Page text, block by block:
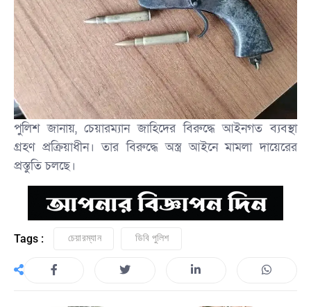
পুলিশ জানায়, চেয়ারম্যান জাহিদের বিরুদ্ধে আইনগত ব্যবস্থা
গ্রহণ প্রক্রিয়াধীন। তার বিরুদ্ধে অস্ত্র আইনে মামলা দায়েরের
প্রস্তুতি চলছে।
Tags : চেয়ারম্যান ডিবি পুলিশ